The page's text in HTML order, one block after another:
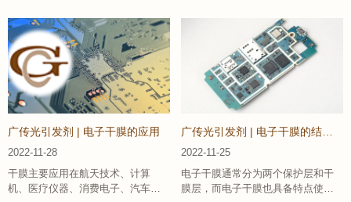
广传光引发剂 | 电子干膜的应用
2022-11-28
干膜主要应用在航天技术、计算
机、医疗仪器、消费电子、汽车电
广传光引发剂 | 电子干膜的结构和特点
2022-11-25
电子干膜通常分为两个保护层和干
膜层，而电子干膜也具备特点使得